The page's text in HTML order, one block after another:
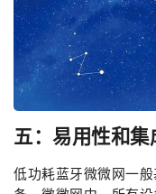
五：易用性和集
低功耗蓝牙微微网一